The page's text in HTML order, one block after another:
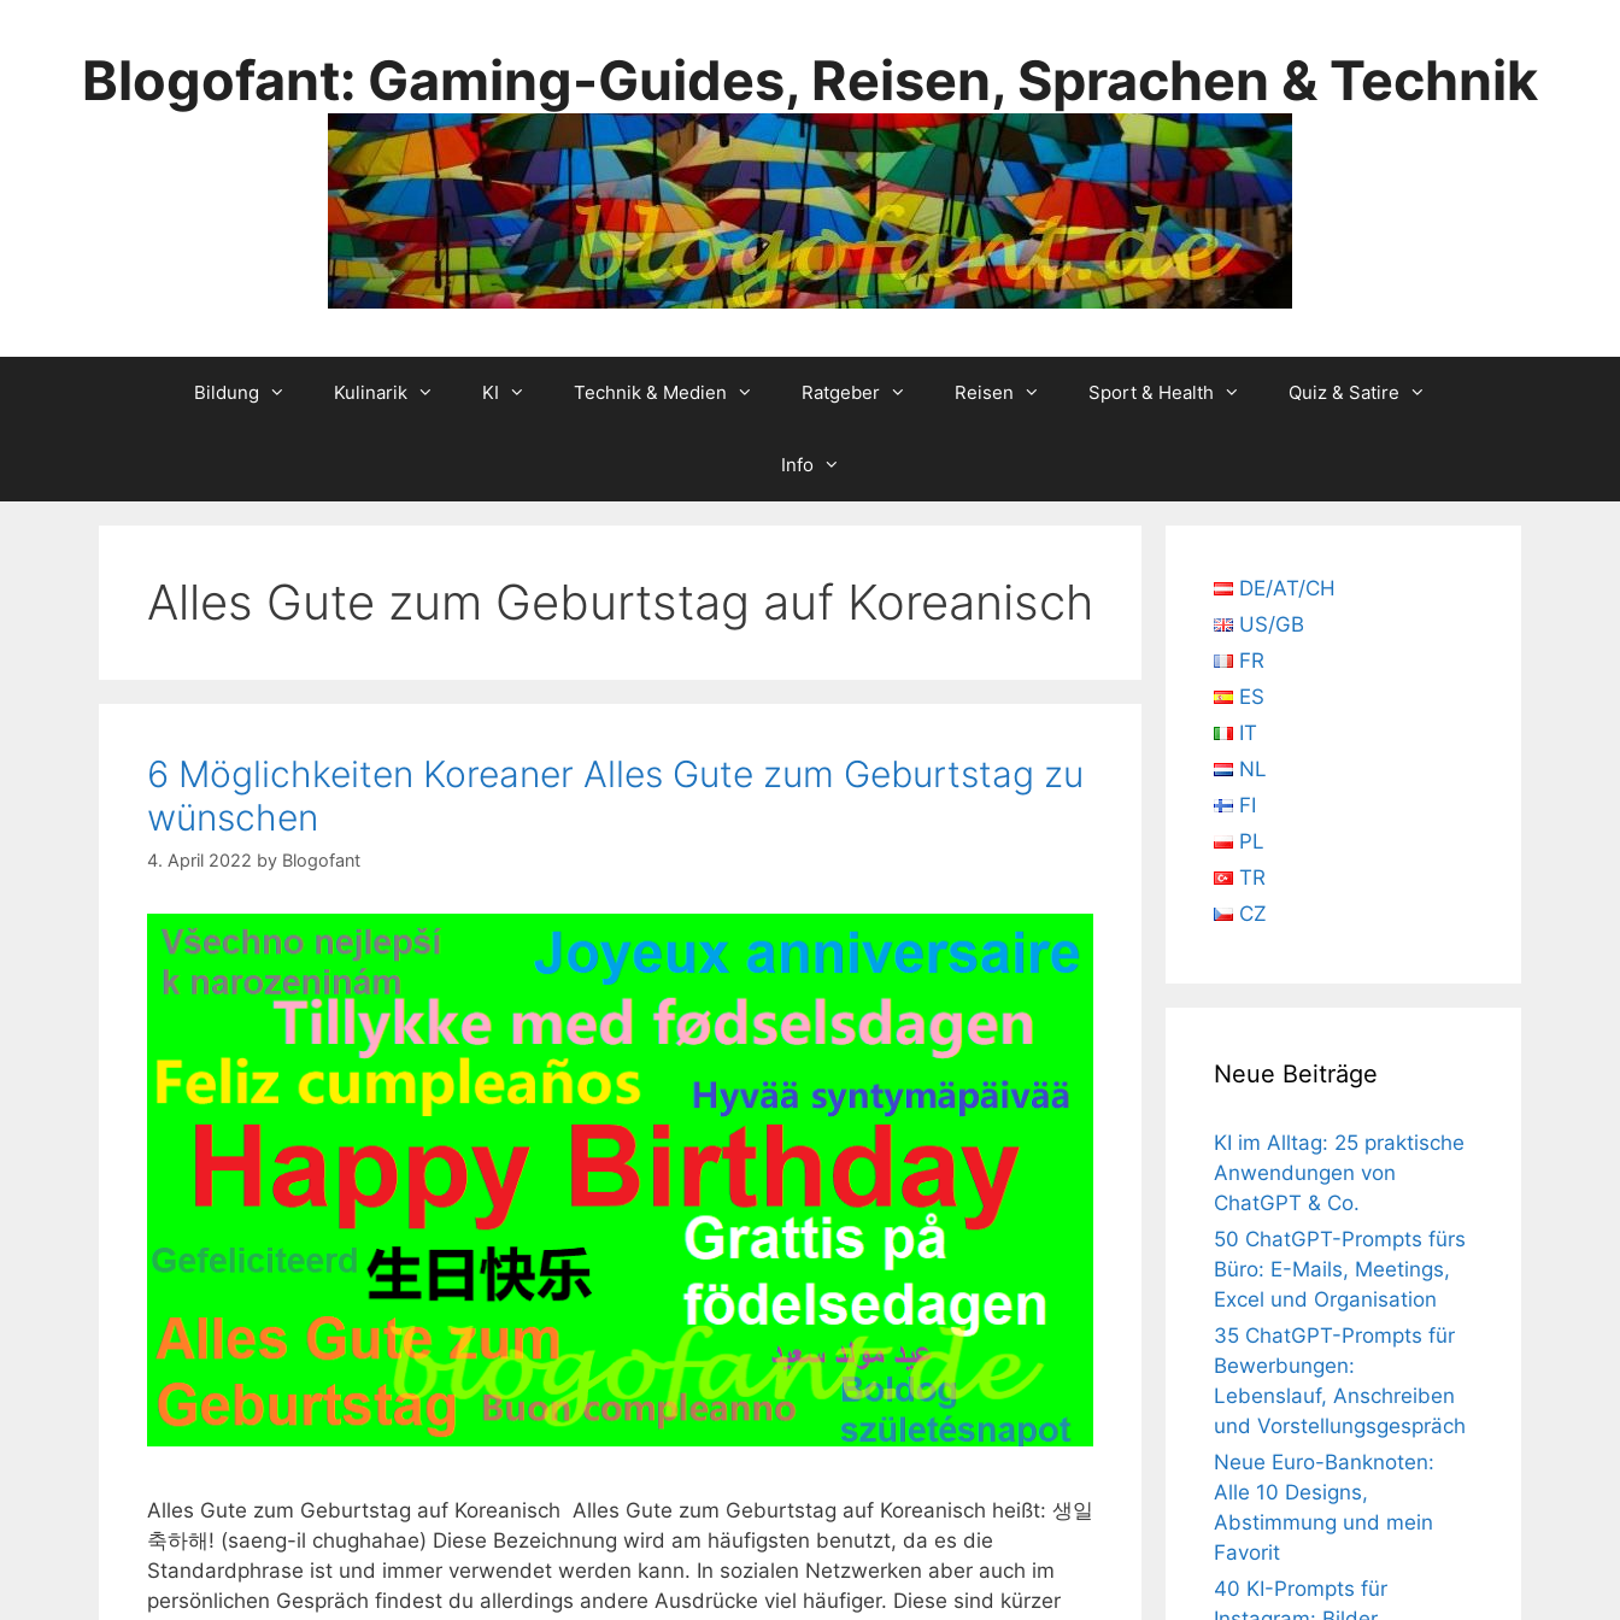
Blogofant: Gaming-Guides, Reisen, Sprachen & Technik
Bildung Kulinarik KI Technik & Medien Ratgeber Reisen Sport & Health Quiz & Satire
Info
Alles Gute zum Geburtstag auf Koreanisch
6 Möglichkeiten Koreaner Alles Gute zum Geburtstag zu
wünschen
4. April 2022 by Blogofant
Alles Gute zum Geburtstag auf Koreanisch Alles Gute zum Geburtstag auf Koreanisch heißt: 생일
축하해! (saeng-il chughahae) Diese Bezeichnung wird am häufigsten benutzt, da es die
Standardphrase ist und immer verwendet werden kann. In sozialen Netzwerken aber auch im
persönlichen Gespräch findest du allerdings andere Ausdrücke viel häufiger. Diese sind kürzer
DE/AT/CH
US/GB
FR
ES
IT
NL
FI
PL
TR
CZ
Neue Beiträge
KI im Alltag: 25 praktische
Anwendungen von
ChatGPT & Co.
50 ChatGPT-Prompts fürs
Büro: E-Mails, Meetings,
Excel und Organisation
35 ChatGPT-Prompts für
Bewerbungen:
Lebenslauf, Anschreiben
und Vorstellungsgespräch
Neue Euro-Banknoten:
Alle 10 Designs,
Abstimmung und mein
Favorit
40 KI-Prompts für